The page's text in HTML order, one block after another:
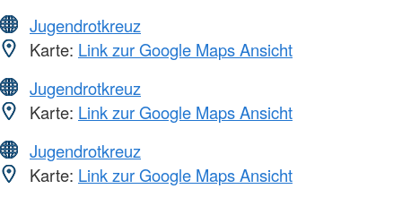
Jugendrotkreuz
Karte: Link zur Google Maps Ansicht
Jugendrotkreuz
Karte: Link zur Google Maps Ansicht
Jugendrotkreuz
Karte: Link zur Google Maps Ansicht